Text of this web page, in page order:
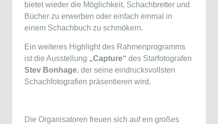
bietet wieder die Möglichkeit, Schachbretter und
Bücher zu erwerben oder einfach einmal in
einem Schachbuch zu schmökern.
Ein weiteres Highlight des Rahmenprogramms
ist die Ausstellung „Capture“ des Starfotografen
Stev Bonhage, der seine eindrucksvollsten
Schachfotografien präsentieren wird.
Die Organisatoren freuen sich auf ein großes